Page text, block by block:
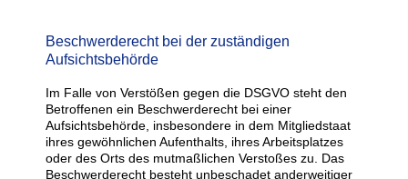
Beschwerderecht bei der zuständigen
Aufsichtsbehörde
Im Falle von Verstößen gegen die DSGVO steht den
Betroffenen ein Beschwerderecht bei einer
Aufsichtsbehörde, insbesondere in dem Mitgliedstaat
ihres gewöhnlichen Aufenthalts, ihres Arbeitsplatzes
oder des Orts des mutmaßlichen Verstoßes zu. Das
Beschwerderecht besteht unbeschadet anderweitiger